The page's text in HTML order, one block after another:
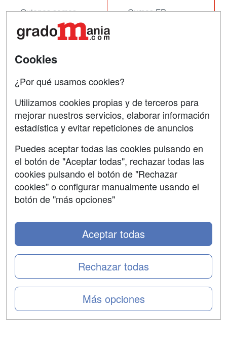
Quienes somos
Tarifas publicidad
Cursos FP
Contactar
Confidencialidad
Copyleft
SÍGUENOS EN:
Cookies
¿Por qué usamos cookies?
Utilizamos cookies propias y de terceros para
mejorar nuestros servicios, elaborar información
estadística y evitar repeticiones de anuncios
Puedes aceptar todas las cookies pulsando en
el botón de "Aceptar todas", rechazar todas las
cookies pulsando el botón de "Rechazar
cookies" o configurar manualmente usando el
botón de "más opciones"
Más opciones
Rechazar todas
Aceptar todas